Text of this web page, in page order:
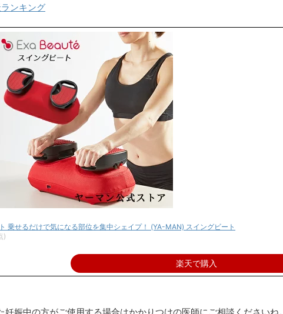
ンキング
乗せるだけで気になる部位を集中シェイプ！ (YA-MAN) スイングビート
)
楽天で購入